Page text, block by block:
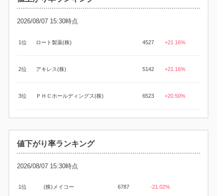
2026/08/07 15:30時点
1位 ロート製薬(株) 4527 +21.16%
2位 アキレス(株) 5142 +21.16%
3位 ＰＨＣホールディングス(株) 6523 +20.50%
値下がり率ランキング
2026/08/07 15:30時点
1位 (株)メイコー 6787 -21.02%